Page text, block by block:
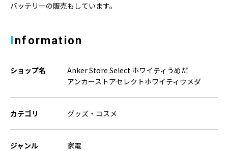
バッテリーの販売もしています。
Information
ショップ名
Anker Store Select ホワイティうめだ
アンカーストアセレクトホワイティウメダ
カテゴリ グッズ・コスメ
ジャンル 家電